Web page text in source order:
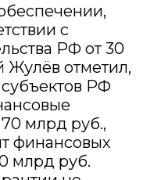
с
РФ от 30
отметил,
РФ
млрд руб.,
финансовых
млрд руб.